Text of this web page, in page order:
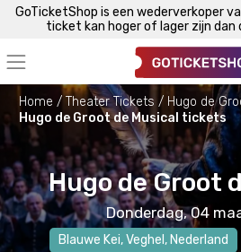
GoTicketShop is een wederverkoper
ticket kan hoger of lager zijn dan
Home Theater Tickets
Hugo de
Hugo de Groot de Musical tickets
Hugo de Groot
Donderdag, 04
Blauwe Kei,Veghel , Nederland